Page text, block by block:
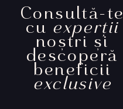
Consultă-te
cuexperții
noștri și
descoperă
beneficii
exclusive